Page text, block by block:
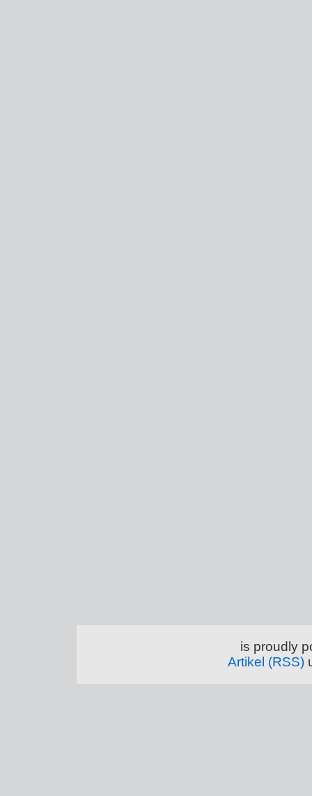
is proudly
Artikel (RSS)